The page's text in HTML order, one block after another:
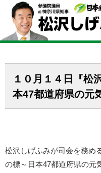
１０月１４日『松
本47都道府県の元
松沢しげふみが司会を務め
の標～日本47都道府県の元